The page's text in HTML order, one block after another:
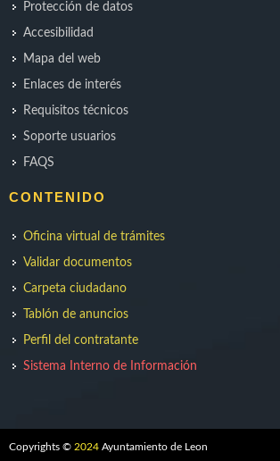
Protección de datos
Accesibilidad
Mapa del web
Enlaces de interés
Requisitos técnicos
Soporte usuarios
FAQS
CONTENIDO
Oficina virtual de trámites
Validar documentos
Carpeta ciudadano
Tablón de anuncios
Perfil del contratante
Sistema Interno de Información
Copyrights © 2024 Ayuntamiento de Leon